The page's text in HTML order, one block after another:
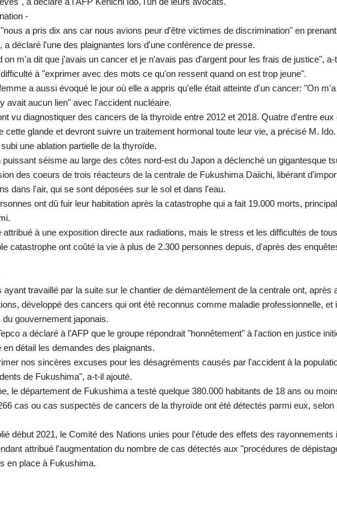
-
"nous a pris dix ans car nous avions peur d'être victimes de discrimination" en
a déclaré l'une des plaignantes lors d'une conférence de presse.
on m'a dit que j'avais un cancer et je n'avais pas d'argent pour les frais de justice", a-
à "exprimer avec des mots ce qu'on ressent quand on est trop jeune".
a aussi évoqué le jour où elle a appris qu'elle était atteinte d'un cancer: "On m'a
avait aucun lien" avec l'accident nucléaire.
vu diagnostiquer des cancers de la thyroïde entre 2012 et 2018. Quatre d'entre eux
cette glande et devront suivre un traitement hormonal toute leur vie, a précisé M. Ido.
une ablation partielle de la thyroïde.
puissant séisme au large des côtes nord-est du Japon a déclenché un gigantesque
des coeurs de trois réacteurs de la centrale de Fukushima Daiichi, libérant
dans l'air, qui se sont déposées sur le sol et dans l'eau.
ont dû fuir leur habitation après la catastrophe qui a fait 19.000 morts,
à une exposition directe aux radiations, mais le stress et les difficultés de
catastrophe ont coûté la vie à plus de 2.300 personnes depuis, d'après des
ayant travaillé par la suite sur le chantier de démantèlement de la centrale ont, après
développé des cancers qui ont été reconnus comme maladie professionnelle, et
gouvernement japonais.
a déclaré à l'AFP que le groupe répondrait "honnêtement" à l'action en justice
détail les demandes des plaignants.
nos sincères excuses pour les désagréments causés par l'accident à la
de Fukushima", a-t-il ajouté.
le département de Fukushima a testé quelque 380.000 habitants de 18 ans ou
cas ou cas suspectés de cancers de la thyroïde ont été détectés parmi eux, selon
début 2021, le Comité des Nations unies pour l'étude des effets des rayonnements
attribué l'augmentation du nombre de cas détectés aux "procédures de
en place à Fukushima.